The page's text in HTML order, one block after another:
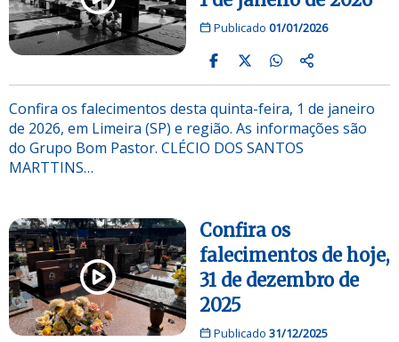
Publicado 01/01/2026
Confira os falecimentos desta quinta-feira, 1 de janeiro
de 2026, em Limeira (SP) e região. As informações são
do Grupo Bom Pastor. CLÉCIO DOS SANTOS
MARTTINS…
Confira os
falecimentos de hoje,
31 de dezembro de
2025
Publicado 31/12/2025